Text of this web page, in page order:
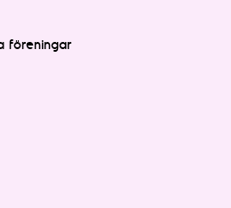
föreningar